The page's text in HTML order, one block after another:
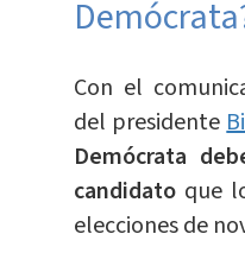
Con el
del presidente
Demócrata
candidatoque
elecciones de